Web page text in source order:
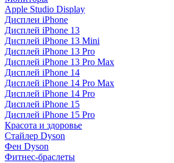
Apple Studio Display
Дисплеи iPhone
Дисплей iPhone 13
Дисплей iPhone 13 Mini
Дисплей iPhone 13 Pro
Дисплей iPhone 13 Pro Max
Дисплей iPhone 14
Дисплей iPhone 14 Pro Max
Дисплей iPhone 14 Pro
Дисплей iPhone 15
Дисплей iPhone 15 Pro
Красота и здоровье
Стайлер Dyson
Фен Dyson
Фитнес-браслеты